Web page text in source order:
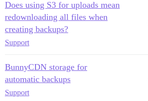
Does using S3 for uploads mean
redownloading all files when
creating backups?
Support
BunnyCDN storage for
automatic backups
Support